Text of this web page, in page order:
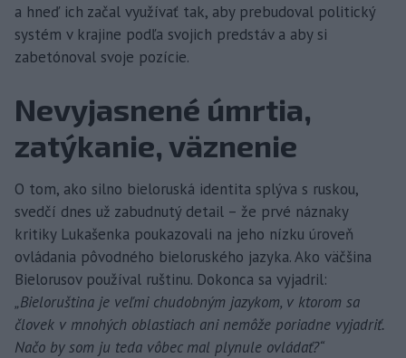
a hneď ich začal využívať tak, aby prebudoval politický
systém v krajine podľa svojich predstáv a aby si
zabetónoval svoje pozície.
Nevyjasnené úmrtia,
zatýkanie, väznenie
O tom, ako silno bieloruská identita splýva s ruskou,
svedčí dnes už zabudnutý detail – že prvé náznaky
kritiky Lukašenka poukazovali na jeho nízku úroveň
ovládania pôvodného bieloruského jazyka. Ako väčšina
Bielorusov používal ruštinu. Dokonca sa vyjadril:
„Bieloruština je veľmi chudobným jazykom, v ktorom sa
človek v mnohých oblastiach ani nemôže poriadne vyjadriť.
Načo by som ju teda vôbec mal plynule ovládať?“